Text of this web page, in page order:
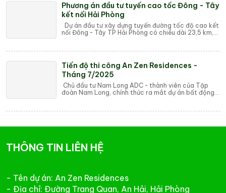
Phương án đầu tư tuyến cao tốc Đông - Tây
kết nối Hải Phòng
Dự án đầu tư xây dựng tuyến đường tốc độ cao kết
nối Đông - Tây TP Hải Phòng có chiều dài 23,5 km,
Tiến độ thi công An Zen Residences -
Tháng 7/2025
Chủ đầu tư Nam Long ADC - thành viên của Tập
đoàn Nam Long, chính thức ra mắt dự án bất động
THÔNG TIN LIÊN HỆ
- Tên dự án: An Zen Residences
- Địa chỉ: Đường Trang Quan, An Hải, Hải Phòng